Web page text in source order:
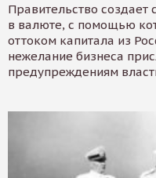
Правительство создает
в валюте, с помощью
оттоком капитала из
нежелание бизнеса
предупреждениям